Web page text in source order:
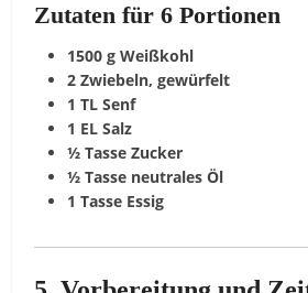
Zutatenfür6Portionen
1500gWeißkohl
2Zwiebeln,gewürfelt
1TLSenf
1 ELSalz
½TasseZucker
½Tasse neutralesÖl
1Tasse Essig